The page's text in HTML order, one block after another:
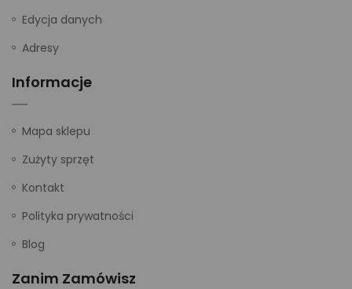
Edycja danych
Adresy
Informacje
Mapa sklepu
Zużyty sprzęt
Kontakt
Polityka prywatności
Blog
Zanim Zamówisz